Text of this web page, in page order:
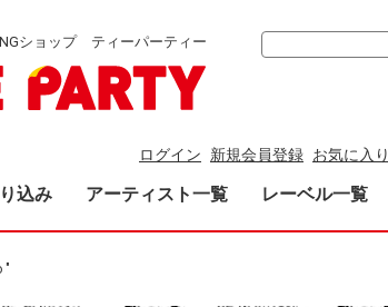
ショップ ティーパーティー
ログイン 新規会員登録 お気に入り
込み アーティスト一覧 レーベル一覧
"